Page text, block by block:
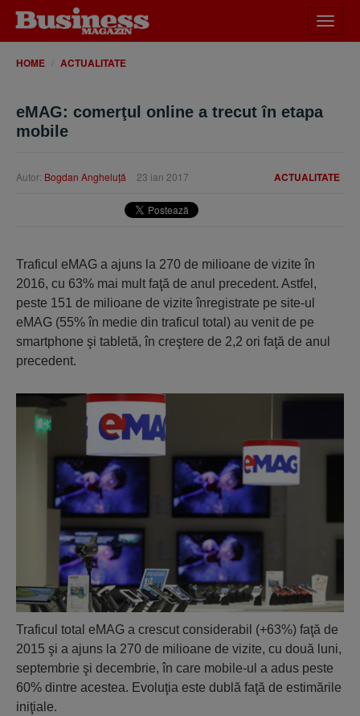
meniu
HOME ACTUALITATE
eMAG: comerţul online a trecut în etapa
mobile
ACTUALITATE
Autor: Bogdan Angheluţă 23 ian 2017
Traficul eMAG a ajuns la 270 de milioane de vizite în
2016, cu 63% mai mult faţă de anul precedent. Astfel,
peste 151 de milioane de vizite înregistrate pe site-ul
eMAG (55% în medie din traficul total) au venit de pe
smartphone şi tabletă, în creştere de 2,2 ori faţă de anul
precedent.
Traficul total eMAG a crescut considerabil (+63%) faţă de
2015 şi a ajuns la 270 de milioane de vizite, cu două luni,
septembrie şi decembrie, în care mobile-ul a adus peste
60% dintre acestea. Evoluţia este dublă faţă de estimările
iniţiale.